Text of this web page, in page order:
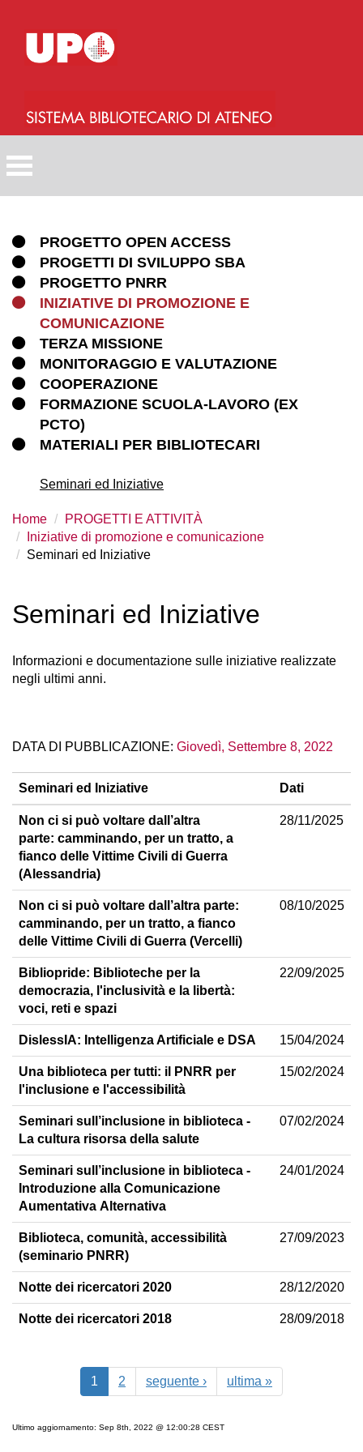
principale
PROGETTO OPEN ACCESS
PROGETTI DI SVILUPPO SBA
PROGETTO PNRR
INIZIATIVE DI PROMOZIONE E
COMUNICAZIONE
TERZA MISSIONE
MONITORAGGIO E VALUTAZIONE
COOPERAZIONE
FORMAZIONE SCUOLA-LAVORO (EX
PCTO)
MATERIALI PER BIBLIOTECARI
Seminari ed Iniziative
Home
PROGETTI E ATTIVITÀ
Iniziative di promozione e comunicazione
Seminari ed Iniziative
Seminari ed Iniziative
Informazioni e documentazione sulle iniziative realizzate
negli ultimi anni.
DATA DI PUBBLICAZIONE: Giovedì, Settembre 8, 2022
Seminari ed Iniziative Dati
Non ci si può voltare dall’altra
parte: camminando, per un tratto, a
fianco delle Vittime Civili di Guerra
(Alessandria)
28/11/2025
Non ci si può voltare dall’altra parte:
camminando, per un tratto, a fianco
delle Vittime Civili di Guerra (Vercelli)
08/10/2025
Bibliopride: Biblioteche per la
democrazia, l'inclusività e la libertà:
voci, reti e spazi
22/09/2025
DislessIA: Intelligenza Artificiale e DSA 15/04/2024
Una biblioteca per tutti: il PNRR per
l'inclusione e l'accessibilità
15/02/2024
Seminari sull’inclusione in biblioteca -
La cultura risorsa della salute
07/02/2024
Seminari sull’inclusione in biblioteca -
Introduzione alla Comunicazione
Aumentativa Alternativa
24/01/2024
Biblioteca, comunità, accessibilità
(seminario PNRR)
27/09/2023
Notte dei ricercatori 2020 28/12/2020
Notte dei ricercatori 2018 28/09/2018
1 2 seguente › ultima »
Ultimo aggiornamento: Sep 8th, 2022 @ 12:00:28 CEST